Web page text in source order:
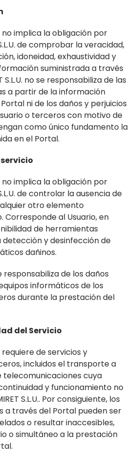
implica la obligación por
de comprobar la veracidad,
idoneidad, exhaustividad y
suministrada a través
S.L.U. no se responsabiliza de las
a partir de la información
ni de los daños y perjuicios
o terceros con motivo de
como único fundamento la
en el Portal.
implica la obligación por
de controlar la ausencia de
otro elemento
Corresponde al Usuario, en
de herramientas
y desinfección de
dañinos.
responsabiliza de los daños
informáticos de los
durante la prestación del
del Servicio
de servicios y
incluidos el transporte a
telecomunicaciones cuya
y funcionamiento no
S.L.U.. Por consiguiente, los
a través del Portal pueden ser
o resultar inaccesibles,
o simultáneo a la prestación